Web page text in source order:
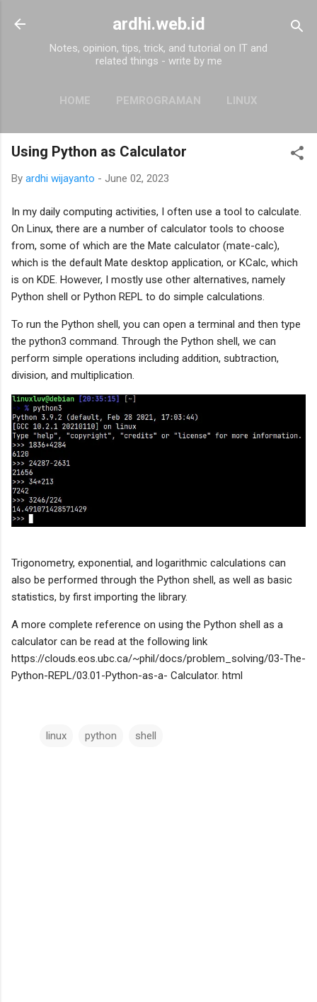
Skip to main content
ardhi.web.id
Notes, opinion, tips, trick, and tutorial on IT and
related things - write by me
HOME PEMROGRAMAN LINUX
MORE… ABOUT
Using Python as Calculator
By ardhi wijayanto - June 02, 2023
In my daily computing activities, I often use a tool to calculate.
On Linux, there are a number of calculator tools to choose
from, some of which are the Mate calculator (mate-calc),
which is the default Mate desktop application, or KCalc, which
is on KDE. However, I mostly use other alternatives, namely
Python shell or Python REPL to do simple calculations.
To run the Python shell, you can open a terminal and then type
the python3 command. Through the Python shell, we can
perform simple operations including addition, subtraction,
division, and multiplication.
Trigonometry, exponential, and logarithmic calculations can
also be performed through the Python shell, as well as basic
statistics, by first importing the library.
A more complete reference on using the Python shell as a
calculator can be read at the following link
https://clouds.eos.ubc.ca/~phil/docs/problem_solving/03-The-
Python-REPL/03.01-Python-as-a- Calculator. html
linux python shell